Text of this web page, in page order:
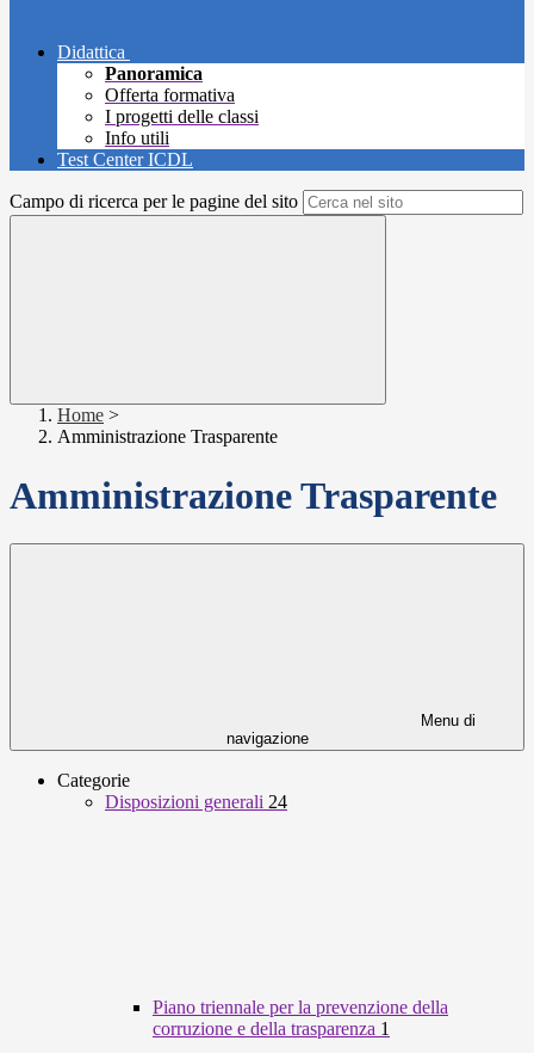
Didattica
Panoramica
Offerta formativa
I progetti delle classi
Info utili
Test Center ICDL
Campo di ricerca per le pagine del sito
Home >
Amministrazione Trasparente
Amministrazione Trasparente
Menu di
navigazione
Categorie
Disposizioni generali 24
Piano triennale per la prevenzione della
corruzione e della trasparenza 1